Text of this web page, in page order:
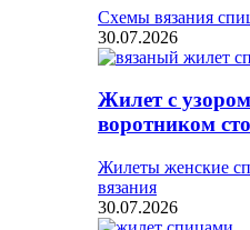
Схемы вязания
30.07.2026
Жилет с
воротником
Жилеты женские
вязания
30.07.2026